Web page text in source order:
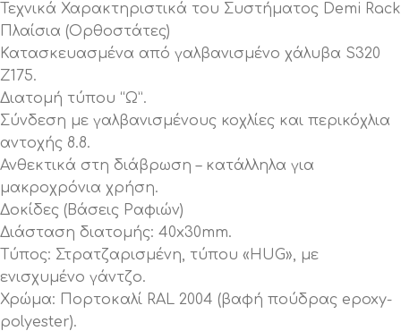
Τεχνικά Χαρακτηριστικά του Συστήματος Demi Rack
Πλαίσια (Ορθοστάτες)
Κατασκευασμένα από γαλβανισμένο χάλυβα S320
Z175.
Διατομή τύπου “Ω”.
Σύνδεση με γαλβανισμένους κοχλίες και περικόχλια
αντοχής 8.8.
Ανθεκτικά στη διάβρωση – κατάλληλα για
μακροχρόνια χρήση.
Δοκίδες (Βάσεις Ραφιών)
Διάσταση διατομής: 40x30mm.
Τύπος: Στρατζαρισμένη, τύπου «HUG», με
ενισχυμένο γάντζο.
Χρώμα: Πορτοκαλί RAL 2004 (βαφή πούδρας epoxy-
polyester).